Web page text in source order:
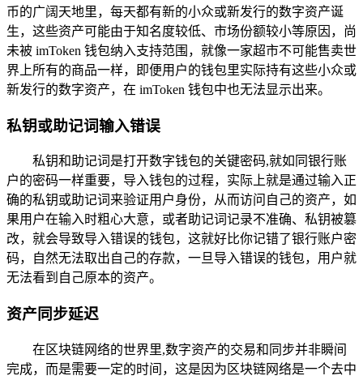
币的广阔天地里，每天都有新的小众或新发行的数字资产诞
生，这些资产可能由于知名度较低、市场份额较小等原因，尚
未被 imToken 钱包纳入支持范围，就像一家超市不可能售卖世
界上所有的商品一样，即便用户的钱包里实际持有这些小众或
新发行的数字资产，在 imToken 钱包中也无法显示出来。
私钥或助记词输入错误
私钥和助记词是打开数字钱包的关键密码,就如同银行账
户的密码一样重要，导入钱包的过程，实际上就是通过输入正
确的私钥或助记词来验证用户身份，从而访问自己的资产，如
果用户在输入时粗心大意，或者助记词记录不准确、私钥被篡
改，就会导致导入错误的钱包，这就好比你记错了银行账户密
码，自然无法取出自己的存款，一旦导入错误的钱包，用户就
无法看到自己原本的资产。
资产同步延迟
在区块链网络的世界里,数字资产的交易和同步并非瞬间
完成，而是需要一定的时间，这是因为区块链网络是一个去中